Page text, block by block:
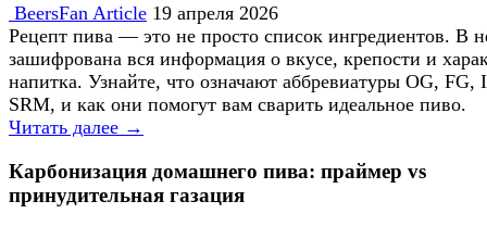
BeersFan Article 19 апреля 2026
Рецепт пива — это не просто список ингредиентов. В
зашифрована вся информация о вкусе, крепости и
напитка. Узнайте, что означают аббревиатуры OG, FG,
SRM, и как они помогут вам сварить идеальное пиво.
Читать далее →
Карбонизация домашнего пива: праймер vs
принудительная газация